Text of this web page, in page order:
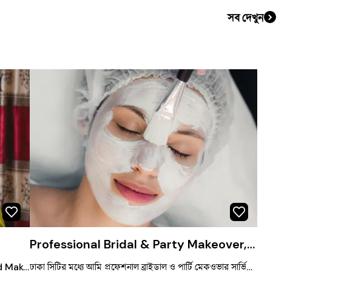
সব দেখুন
Including Full Face Make-up + Neck & Hand Make-up fake Nails Eyelashes+Simple Hairstyle/Hijab + Shari Draping/ Dress, jewellery & dupatta Setting
Professional Bridal & Party Makeover, Hydrogel Facial & Skin Care" ✨
ঢাকা সিটির মধ্যে আমি প্রফেশনাল ব্রাইডাল ও পার্টি মেকওভার সার্ভিস প্রদান করে থাকি। প্রতিটি ক্লায়েন্টের ব্যক্তিত্ব ও পছন্দ অনুযায়ী নিখুঁত মেকআপ লুক তৈরি করাই আমার লক্ষ্য। এছাড়াও আমি হাইড্রোজেল, গ্ল্যামার গ্লোসহ বিভিন্ন ধরনের ফেসিয়াল সার্ভিস প্রদান করি, যা ত্বককে করে তোলে সতেজ, উজ্জ্বল ও প্রাণবন্ত। উন্নত মানের প্রোডাক্ট এবং যত্নশীল সেবার মাধ্যমে আপনার বিশেষ দিনকে আরও সুন্দর করে তুলতে আমি প্রতিশ্রুতিবদ্ধ।👰‍♀️💆‍♀️